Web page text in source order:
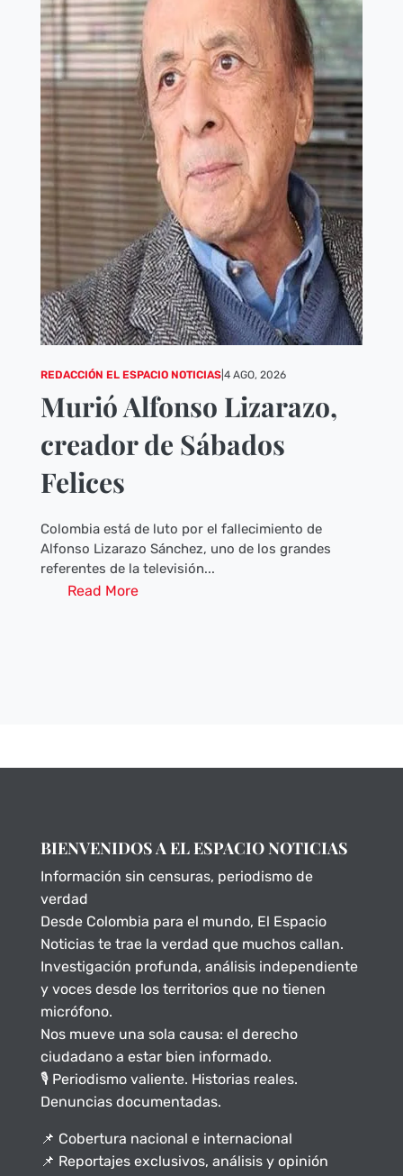
REDACCIÓN EL ESPACIO NOTICIAS| 4 AGO, 2026
Murió Alfonso Lizarazo,
creador de Sábados
Felices
Colombia está de luto por el fallecimiento de
Alfonso Lizarazo Sánchez, uno de los grandes
referentes de la televisión...
Read More
BIENVENIDOS A EL ESPACIO NOTICIAS
Información sin censuras, periodismo de
verdad
Desde Colombia para el mundo, El Espacio
Noticias te trae la verdad que muchos callan.
Investigación profunda, análisis independiente
y voces desde los territorios que no tienen
micrófono.
Nos mueve una sola causa: el derecho
ciudadano a estar bien informado.
🎙️ Periodismo valiente. Historias reales.
Denuncias documentadas.
📌 Cobertura nacional e internacional
📌 Reportajes exclusivos, análisis y opinión